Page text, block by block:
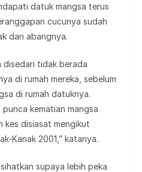
datuk mangsa terus
cucunya sudah
dan abangnya.
disedari tidak berada
di rumah mereka, sebelum
di rumah datuknya.
kematian mangsa
kes disiasat mengikut
Kanak 2001,” katanya.
supaya lebih peka